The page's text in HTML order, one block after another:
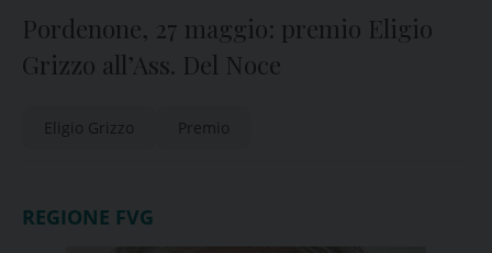
Pordenone, 27 maggio: premio Eligio
Grizzo all’Ass. Del Noce
Eligio Grizzo Premio
REGIONE FVG